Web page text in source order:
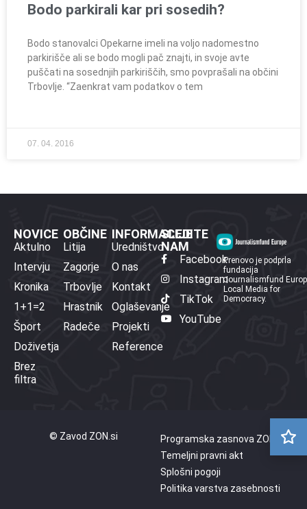
Bodo parkirali kar pri sosedih?
Bodo stanovalci Opekarne imeli na voljo nadomestno
parkirišče ali se bodo mogli pač znajti, in svoje avte
puščati na sosednjih parkiriščih, smo povprašali na občini
Trbovlje. “Zaenkrat vam podatkov o tem
07. 04. 2016
NOVICE
Aktulno
Intervju
Kronika
1+1=2
Šport
Doživetja
Brez
filtra
OBČINE
Litija
Zagorje
Trbovlje
Hrastnik
Radeče
INFORMACIJE
Uredništvo
O nas
Kontakt
Oglaševanje
Projekti
Reference
SLEDITE
NAM
Facebook
Instagram
TikTok
YouTube
Prenovo je podprla
fundacija
Journalismfund
Local Media for
Democracy.
© Zavod ZON.si
Programska zasnova ZON
Temeljni pravni akt
Splošni pogoji
Politika varstva zasebnosti